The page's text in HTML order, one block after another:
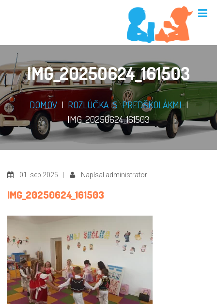
IMG_20250624_161503
DOMOV| ROZLÚČKA S PREDŠKOLÁKMI|
IMG_20250624_161503
01. sep 2025 | Napísal administrator
IMG_20250624_161503